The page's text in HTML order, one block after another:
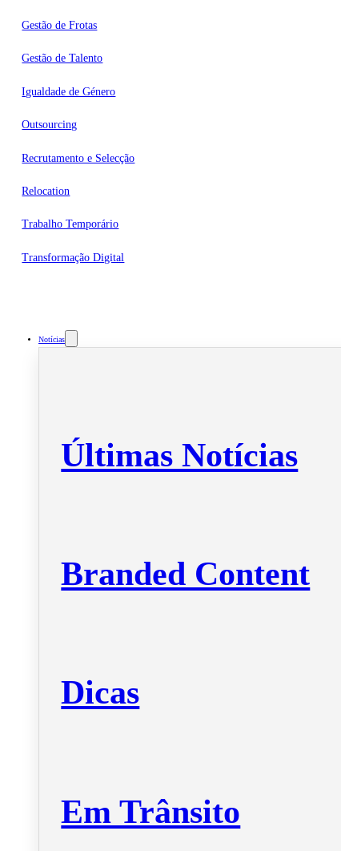
Gestão de Frotas
Gestão de Talento
Igualdade de Género
Outsourcing
Recrutamento e Selecção
Relocation
Trabalho Temporário
Transformação Digital
Notícias
Últimas Notícias
Branded Content
Dicas
Em Trânsito